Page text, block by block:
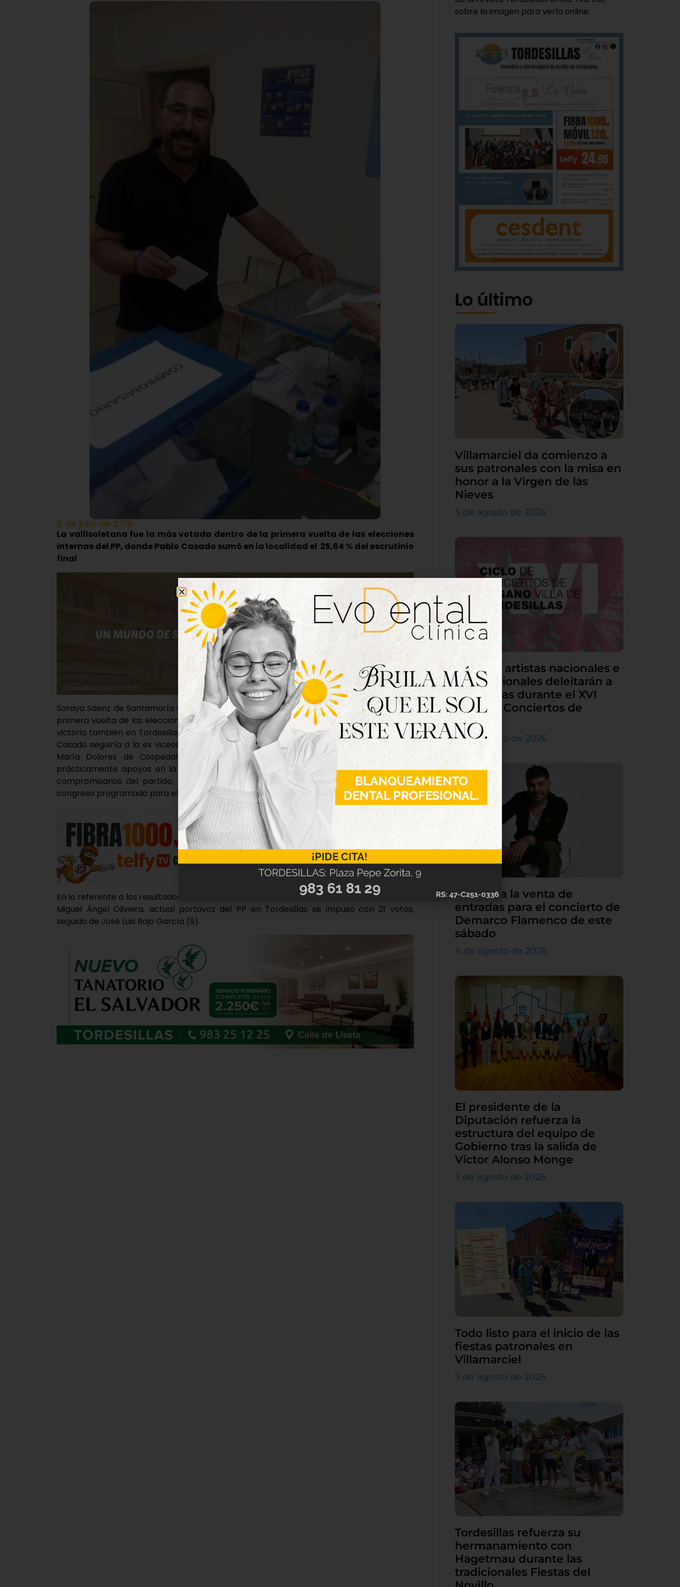
6 de julio de 2018
La vallisoletana fue la más votada dentro de la primera vuelta de las elecciones
internas del PP, donde Pablo Casado sumó en la localidad el 25,64 % del escrutinio
final
Soraya Sáenz de Santamaría y Pablo Casado son los dos candidatos “vencedores” de la
primera vuelta de las elecciones internas del PP. La vallisoletana consiguió alzarse con la
victoria también en Tordesillas y su comarca al conseguir el 56.41 % de los votos. Pablo
Casado seguiría a la ex vicesecretaria del gobierno, con el 25,64 % de los votos. Tanto
María Dolores de Cospedal como José Manuel García-Margallo no consiguieron
prácticamente apoyos en la villa con 6 y 1 voto respectivamente. Ahora serán los
compromisarios del partido, los que elegirán a su presidente nacional, dentro de un
congreso programado para el 20 y el 21 de julio.
En lo referente a los resultados como compromisarios para ese encuentro estatal del PP,
Miguel Ángel Oliveira, actual portavoz del PP en Tordesillas se impuso con 21 votos,
seguido de José Luis Rojo García (9).
sobre la imagen para verla online.
Lo último
Villamarciel da comienzo a
sus patronales con la misa en
honor a la Virgen de las
Nieves
5 de agosto de 2026
Grandes artistas nacionales e
internacionales deleitarán a
Tordesillas durante el XVI
Ciclo de Conciertos de
Órgano
4 de agosto de 2026
Continúa la venta de
entradas para el concierto de
Demarco Flamenco de este
sábado
4 de agosto de 2026
El presidente de la
Diputación refuerza la
estructura del equipo de
Gobierno tras la salida de
Víctor Alonso Monge
3 de agosto de 2026
Todo listo para el inicio de las
fiestas patronales en
Villamarciel
3 de agosto de 2026
Tordesillas refuerza su
hermanamiento con
Hagetmau durante las
tradicionales Fiestas del